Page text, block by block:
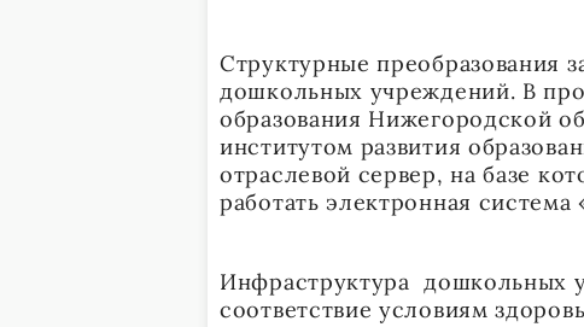
Структурные преобразования
дошкольных учреждений. В
образования Нижегородской
институтом развития
отраслевой сервер, на базе
работать электронная
Инфраструктура дошкольных
соответствие условиям